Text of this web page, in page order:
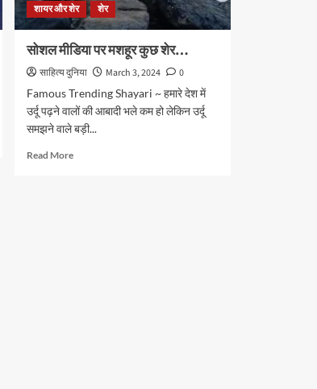
शायर और शेर शेर
सोशल मीडिया पर मशहूर कुछ शेर…
साहित्य दुनिया March 3, 2024
0
Famous Trending Shayari ~ हमारे देश में
उर्दू पढ़ने वालों की आबादी भले कम हो लेकिन उर्दू
समझने वाले बड़ी...
Read MoreRead